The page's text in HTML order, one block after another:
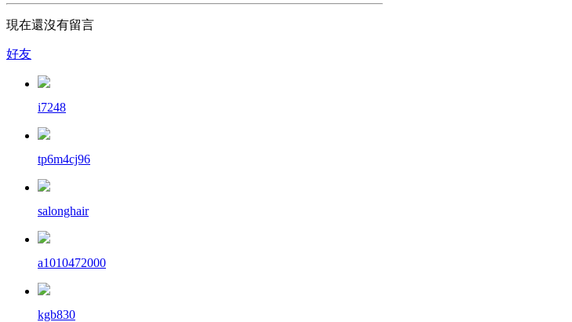
現在還沒有留言
好友
i7248
tp6m4cj96
salonghair
a1010472000
kgb830